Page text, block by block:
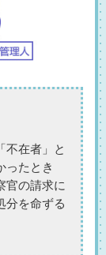
不在者」と
ったとき
官の請求に
分を命ずる